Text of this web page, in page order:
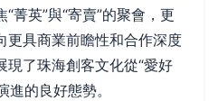
菁英”與“寄賣”的聚會，更
更具商業前瞻性和合作深度
現了珠海創客文化從“愛好
進的良好態勢。